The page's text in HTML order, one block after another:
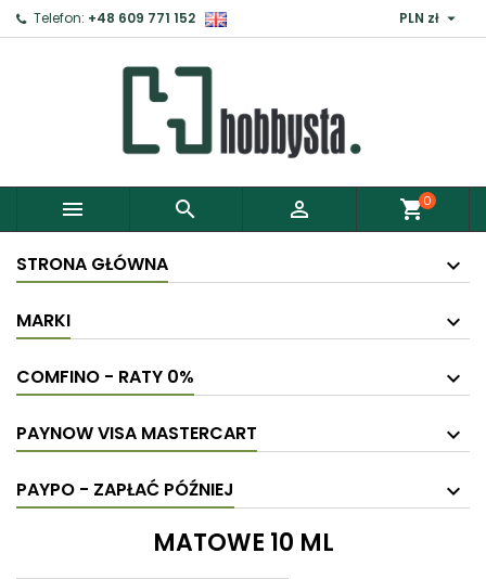
Telefon: +48 609 771 152 PLN zł 
   shopping_cart0
STRONA GŁÓWNA
MARKI
COMFINO - RATY 0%
PAYNOW VISA MASTERCART
PAYPO - ZAPŁAĆ PÓŹNIEJ
MATOWE 10 ML
Zaloguj ×
Aby zapisać produkty do Schowka, musisz się
Anuluj Zaloguj